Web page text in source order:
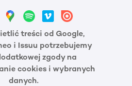
treści od Google,
i Issuu potrzebujemy
zgody na
cookies i wybranych
danych.